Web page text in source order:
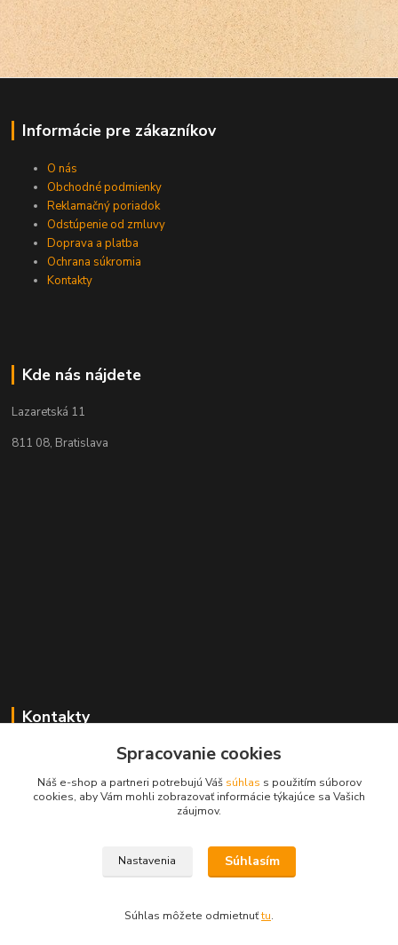
Informácie pre zákazníkov
O nás
Obchodné podmienky
Reklamačný poriadok
Odstúpenie od zmluvy
Doprava a platba
Ochrana súkromia
Kontakty
Kde nás nájdete
Lazaretská 11
811 08, Bratislava
Kontakty
+421 2 529 67 411
(Po - Pia: 10:00 - 17:30)
Copyright © Filatelia-album.sk
Spracovanie cookies
Náš e-shop a partneri potrebujú Váš súhlas s použitím súborov
cookies, aby Vám mohli zobrazovať informácie týkajúce sa Vašich
záujmov.
Nastavenia Súhlasím
Súhlas môžete odmietnuťtu.